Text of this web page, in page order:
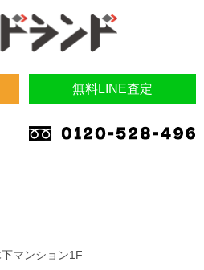
無料LINE査定
マンション1F